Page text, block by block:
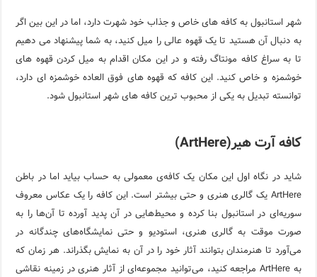
شهر استانبول به کافه های خاص و جذاب خود شهرت دارد، اما در این بین اگر
به دنبال آن هستید تا یک قهوه عالی را میل کنید، به شما پیشنهاد می دهیم
تا به سراغ کافه مونتاگ رفته و در این مکان اقدام به میل کردن قهوه های
خوشمزه و خاص کنید. این کافه که قهوه های فوق العاده خوشمزه ای دارد،
توانسته تبدیل به یکی از محبوب ترین کافه های شهر استانبول شود.
کافه آرت هیر(ArtHere)
شاید در نگاه اول این مکان یک کافه‌ی معمولی به حساب بیاید اما در باطن
ArtHere یک گالری هنری و حتی بیشتر است. این کافه را یک عکاس معروف
سوریه‌ای در استانبول بنا کرده و محیط‌هایی در آن پدید آورده تا آن‌ها را به
صورت موقت به گالری هنری، استودیو و حتی نمایشگاه‌های چندگانه در
می‌آورد تا هنرمندان بتوانند آثار خود را در آن به نمایش بگذراند. هر زمان که
به ArtHere مراجعه کنید، می‌توانید مجموعه‌ای از آثار هنری در زمینه نقاشی